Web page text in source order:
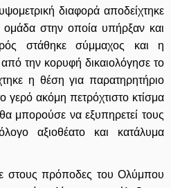
διαφορά αποδείχτηκε
ομάδα στην οποία υπήρξαν και
στάθηκε σύμμαχος και η
την κορυφή δικαιολόγησε το
η θέση για παρατηρητήριο
ακόμη πετρόχτιστο κτίσμα
μπορούσε να εξυπηρετεί τους
αξιοθέατο και κατάλυμα
στους πρόποδες του Ολύμπου